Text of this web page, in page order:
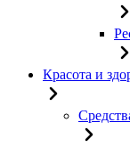
Красота и